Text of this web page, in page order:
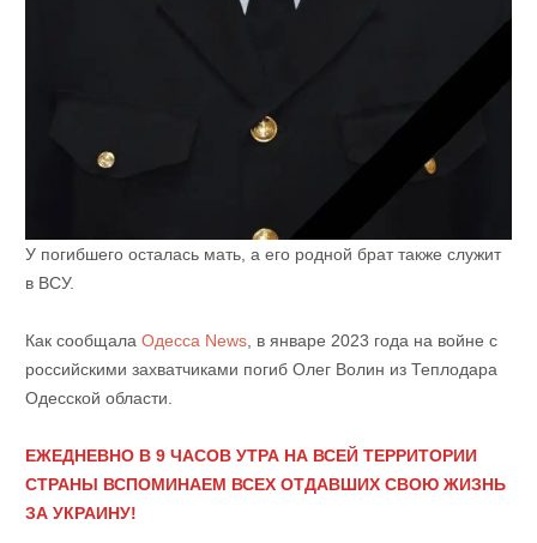
У погибшего осталась мать, а его родной брат также служит
в ВСУ.
Как сообщала Одесса News, в январе 2023 года на войне с
российскими захватчиками погиб Олег Волин из Теплодара
Одесской области.
ЕЖЕДНЕВНО В 9 ЧАСОВ УТРА НА ВСЕЙ ТЕРРИТОРИИ
СТРАНЫ ВСПОМИНАЕМ ВСЕХ ОТДАВШИХ СВОЮ ЖИЗНЬ
ЗА УКРАИНУ!